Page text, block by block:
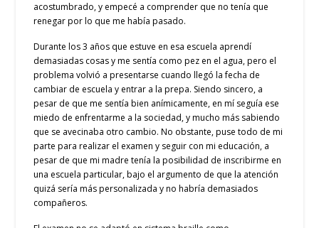
acostumbrado, y empecé a comprender que no tenía que
renegar por lo que me había pasado.
Durante los 3 años que estuve en esa escuela aprendí
demasiadas cosas y me sentía como pez en el agua, pero el
problema volvió a presentarse cuando llegó la fecha de
cambiar de escuela y entrar a la prepa. Siendo sincero, a
pesar de que me sentía bien anímicamente, en mí seguía ese
miedo de enfrentarme a la sociedad, y mucho más sabiendo
que se avecinaba otro cambio. No obstante, puse todo de mi
parte para realizar el examen y seguir con mi educación, a
pesar de que mi madre tenía la posibilidad de inscribirme en
una escuela particular, bajo el argumento de que la atención
quizá sería más personalizada y no habría demasiados
compañeros.